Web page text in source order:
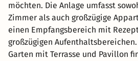
möchten. Die Anlage umfasst
Zimmer als auch großzügige
einen Empfangsbereich mit
großzügigen
Garten mit Terrasse und Pavillon